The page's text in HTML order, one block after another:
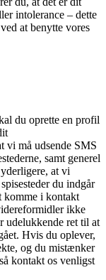
intolerance – dette
at benytte vores
du oprette en profil
vi må udsende SMS
samt generel
at vi
du indgår
komme i kontakt
ikke
udelukkende ret til at
Hvis du oplever,
og du mistænker
kontakt os venligst